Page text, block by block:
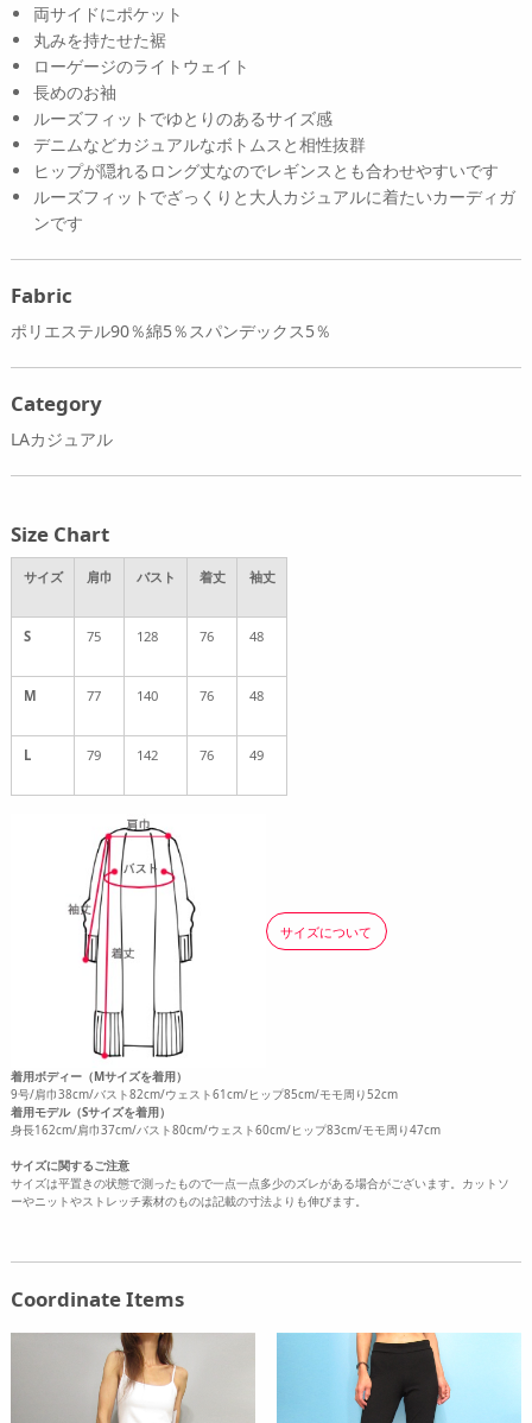
両サイドにポケット
丸みを持たせた裾
ローゲージのライトウェイト
長めのお袖
ルーズフィットでゆとりのあるサイズ感
デニムなどカジュアルなボトムスと相性抜群
ヒップが隠れるロング丈なのでレギンスとも合わせやすいです
ルーズフィットでざっくりと大人カジュアルに着たいカーディガ
ンです
Fabric
ポリエステル90％綿5％スパンデックス5％
Category
LAカジュアル
Size Chart
サイズ 肩巾 バスト 着丈 袖丈
S 75 128 76 48
M 77 140 76 48
L 79 142 76 49
サイズについて
着用ボディー（Mサイズを着用）
9号/肩巾38cm/バスト82cm/ウェスト61cm/ヒップ85cm/モモ周り52cm
着用モデル（Sサイズを着用）
身長162cm/肩巾37cm/バスト80cm/ウェスト60cm/ヒップ83cm/モモ周り47cm
サイズに関するご注意
サイズは平置きの状態で測ったもので一点一点多少のズレがある場合がございます。カットソ
ーやニットやストレッチ素材のものは記載の寸法よりも伸びます。
Coordinate Items